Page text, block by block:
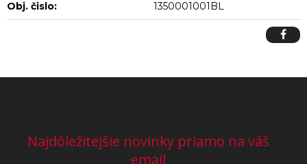
Obj. čislo: 1350001001BL
Najdôležitejšie novinky priamo na váš
email